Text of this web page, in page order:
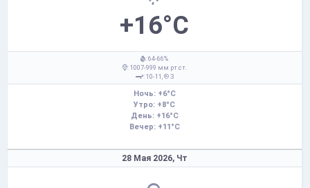
+16°C
: 64-66%
: 1007-999 мм рт.ст.
: 10-11,
З
Ночь: +6°C
Утро: +8°C
День: +16°C
Вечер: +11°C
28 Мая 2026, Чт